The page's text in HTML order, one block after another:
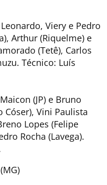
Viery e Pedro
Arthur (Riquelme) e
(Tetê), Carlos
Técnico: Luís
(JP) e Bruno
Cóser), Vini Paulista
Lopes (Felipe
Rocha (Lavega).